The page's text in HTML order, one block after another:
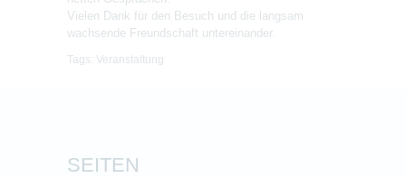
Vielen Dank für den Besuch und die langsam
wachsende Freundschaft untereinander.
Tags: Veranstaltung
SEITEN